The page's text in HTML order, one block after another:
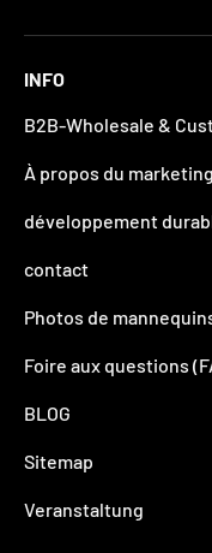
INFO
B2B-Wholesale &
À propos du
développement
contact
Photos de
Foire aux questions
BLOG
Sitemap
Veranstaltung